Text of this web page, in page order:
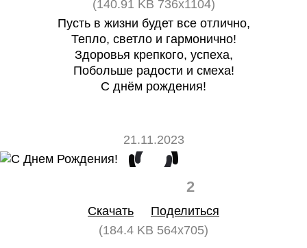
(140.91 KB 736x1104)
Пусть в жизни будет все отлично,
Тепло, светло и гармонично!
Здоровья крепкого, успеха,
Побольше радости и смеха!
С днём рождения!
21.11.2023
2
Скачать
Поделиться
(184.4 KB 564x705)